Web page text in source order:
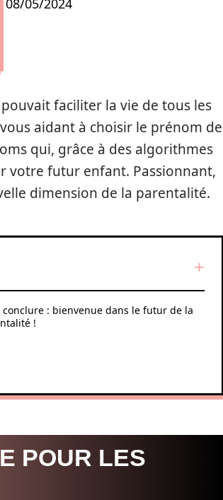
08/05/2024
faciliter la vie de tous les
aidant à choisir le prénom de
qui, grâce à des algorithmes
votre futur enfant. Passionnant,
dimension de la parentalité.
conclure : bienvenue dans le futur de la
!
POUR LES